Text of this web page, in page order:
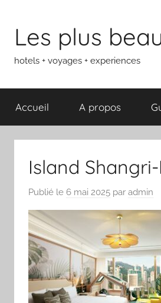
contenu
Les plus
hotels + voyages + experiences
Accueil A propos
Island
Publié le 6 mai 2025 par admin